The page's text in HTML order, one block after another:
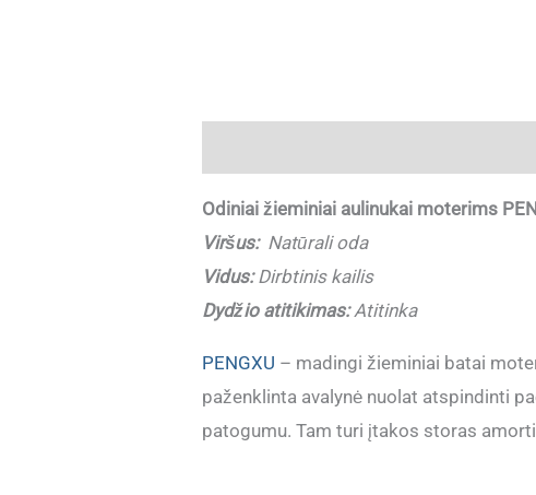
Odiniai žieminiai aulinukai moterims
Viršus:Natūrali oda
Vidus:Dirbtinis kailis
Dydžio atitikimas:Atitinka
PENGXU – madingi žieminiai batai
paženklinta avalynė nuolat atspindinti
patogumu. Tam turi įtakos storas